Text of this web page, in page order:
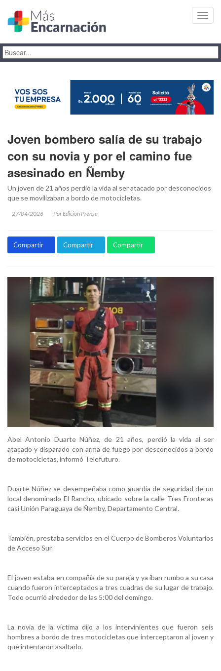
Joven bombero salía de su trabajo
con su novia y por el camino fue
asesinado en Ñemby
Un joven de 21 años perdió la vida al ser atacado por desconocidos
que se movilizaban a bordo de motocicletas.
27/04/2026 Por Edicion Prensa
Compartir Compartir Compartir
Abel Antonio Duarte Núñez, de 21 años, perdió la vida al ser
atacado y disparado con arma de fuego por desconocidos a bordo
de motocicletas, informó Telefuturo.
Duarte Núñez se desempeñaba como guardia de seguridad de un
local denominado El Rancho, ubicado sobre la calle Tres Fronteras
casi Unión Paraguaya de Ñemby, Departamento Central.
También, prestaba servicios en el Cuerpo de Bomberos Voluntarios
de Acceso Sur.
El joven estaba en compañía de su pareja y ya iban rumbo a su casa
cuando fueron interceptados a tres cuadras de su lugar de trabajo.
Todo ocurrió alrededor de las 5:00 del domingo.
La novia de la víctima dijo a los intervinientes que fueron seis
hombres a bordo de tres motocicletas que interceptaron al joven y
que intentaron asaltarlo.